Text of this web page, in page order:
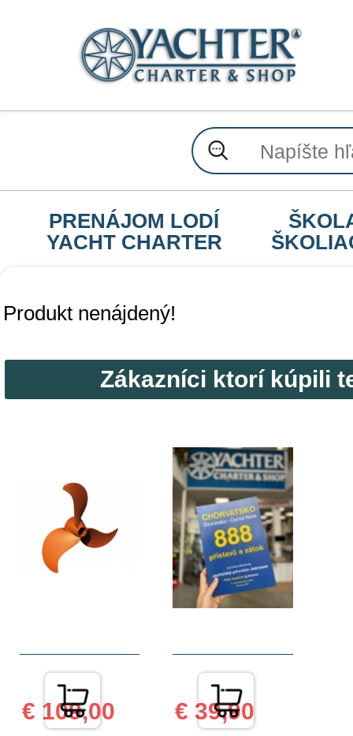
PRENÁJOM LODÍ
YACHT CHARTER
Produkt nenájdený!
Zákazníci ktorí kúpili
€ 109,00 € 39,90